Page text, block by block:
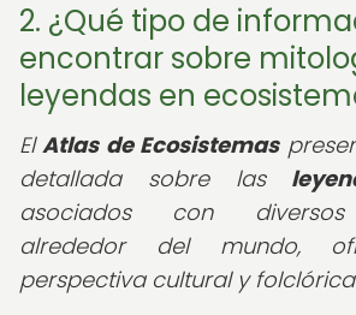
2. ¿Qué tipo de
encontrar sobre
leyendas en
ElAtlas de Ecosistemas
detallada sobre las
asociados con diversos
alrededor del mundo,
perspectiva cultural y